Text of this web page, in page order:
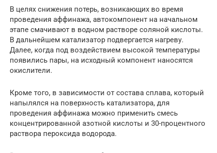
В целях снижения потерь, возникающих во время
проведения аффинажа, автокомпонент на начальном
этапе смачивают в водном растворе соляной кислоты.
В дальнейшем катализатор подвергается нагреву.
Далее, когда под воздействием высокой температуры
появились пары, на исходный компонент наносятся
окислители.
Кроме того, в зависимости от состава сплава, который
напылялся на поверхность катализатора, для
проведения аффинажа можно применить смесь
концентрированной азотной кислоты и 30-процентного
раствора пероксида водорода.